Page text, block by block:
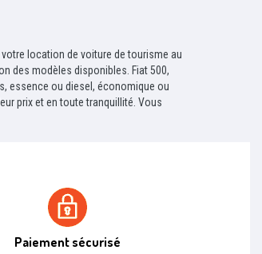
location de voiture de tourisme au
des modèles disponibles. Fiat 500,
essence ou diesel, économique ou
prix et en toute tranquillité. Vous
Paiement sécurisé